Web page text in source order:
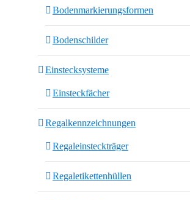
Bodenmarkierungsformen
Bodenschilder
Einstecksysteme
Einsteckfächer
Regalkennzeichnungen
Regaleinsteckträger
Regaletikettenhüllen